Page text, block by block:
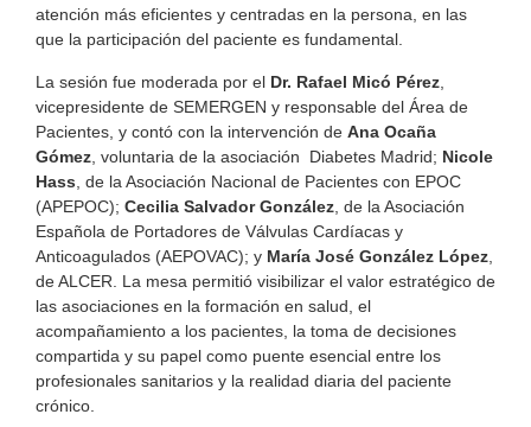
atención más eficientes y centradas en la persona, en las
que la participación del paciente es fundamental.
La sesión fue moderada por el Dr. Rafael Micó Pérez
vicepresidente de SEMERGEN y responsable del Área de
Pacientes, y contó con la intervención de Ana Ocaña
Gómez , voluntaria de la asociación Diabetes Madrid; Nicole
Hass , de la Asociación Nacional de Pacientes con EPOC
(APEPOC); Cecilia Salvador González , de la Asociación
Española de Portadores de Válvulas Cardíacas y
Anticoagulados (AEPOVAC); y María José González López
de ALCER. La mesa permitió visibilizar el valor estratégico de
las asociaciones en la formación en salud, el
acompañamiento a los pacientes, la toma de decisiones
compartida y su papel como puente esencial entre los
profesionales sanitarios y la realidad diaria del paciente
crónico.